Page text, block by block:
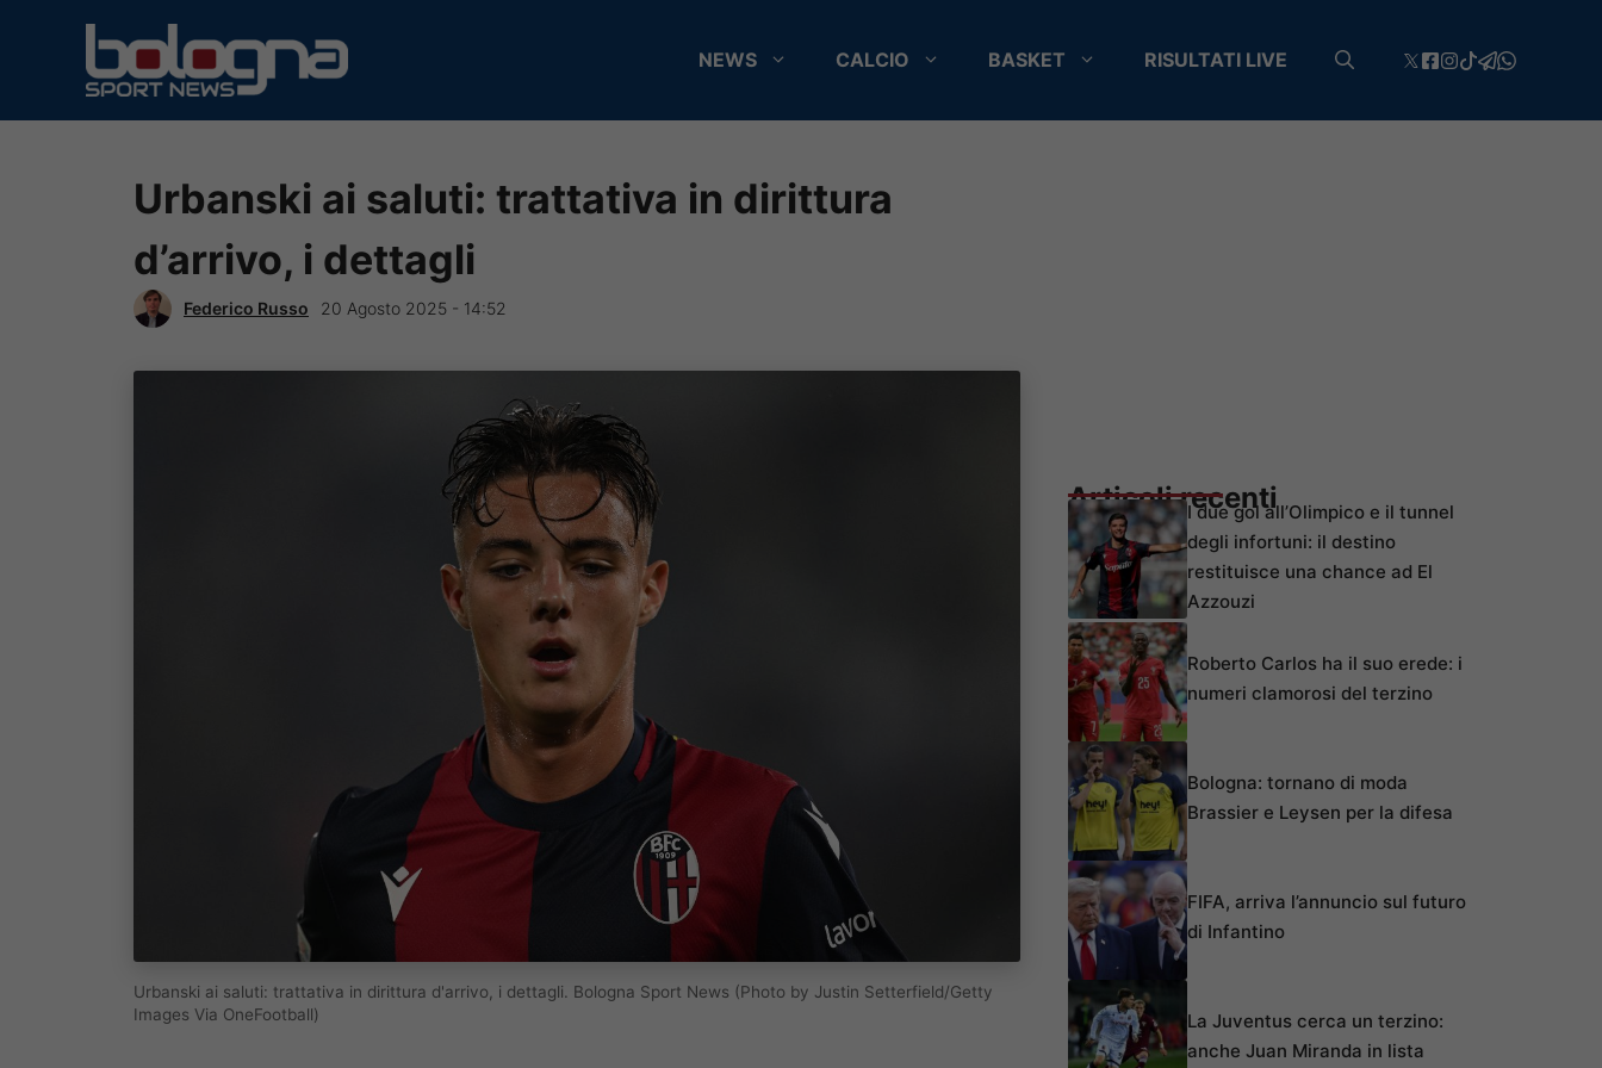
contenuto
NEWS CALCIO BASKET RISULTATI LIVE
Urbanski ai saluti: trattativa in dirittura
d’arrivo, i dettagli
Federico Russo 20 Agosto 2025 - 14:52
Urbanski ai saluti: trattativa in dirittura d'arrivo, i dettagli. Bologna Sport News (Photo by Justin Setterfield/Getty
Images Via OneFootball)
Articoli recentiI due gol all’Olimpico e il tunnel
degli infortuni: il destino
restituisce una chance ad El
Azzouzi
Roberto Carlos ha il suo erede: i
numeri clamorosi del terzino
Bologna: tornano di moda
Brassier e Leysen per la difesa
FIFA, arriva l’annuncio sul futuro
di Infantino
La Juventus cerca un terzino:
anche Juan Miranda in lista